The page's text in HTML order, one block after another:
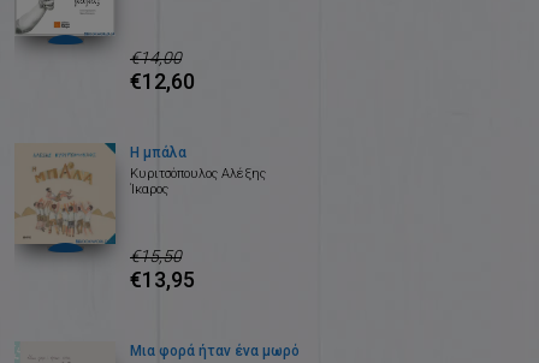
€14,00
€12,60
Η μπάλα
Κυριτσόπουλος Αλέξης
Ίκαρος
€15,50
€13,95
Μια φορά ήταν ένα μωρό